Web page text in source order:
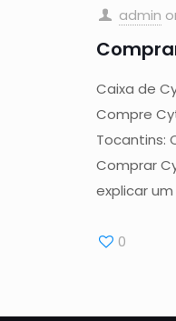
admin
Caixa de
Compre
Tocantins:
Comprar
explicar
0